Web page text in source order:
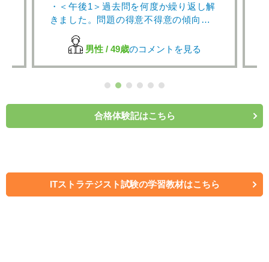
・＜午後1＞過去問を何度か繰り返し解
きました。問題の得意不得意の傾向が
に役立ちました。
いたコメントが役立った上、提出の締
役立ちました。
男性 / 49歳のコメントを見る
合格体験記はこちら
ITストラテジスト試験の学習教材はこちら